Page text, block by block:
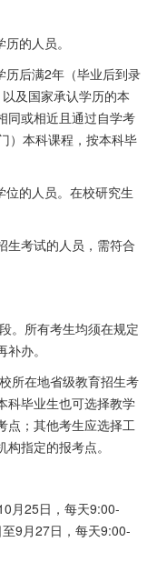
的人员。
历后满2年（毕业后到录
及国家承认学历的本
同或相近且通过自学考
）本科课程，按本科毕
的人员。在校研究生
生考试的人员，需符合
。所有考生均须在规定
办。
所在地省级教育招生考
科毕业生也可选择教学
点；其他考生应选择工
指定的报考点。
月25日，每天9:00-
9 月27日，每天9:00-